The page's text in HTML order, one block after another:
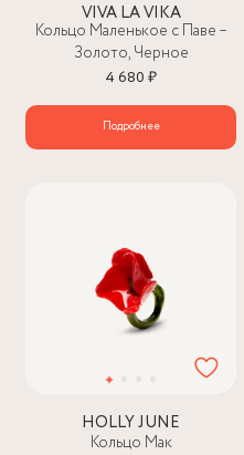
VIVA LA VIKA
Кольцо Маленькое с Паве –
Золото, Черное
4 680 ₽
Подробнее
HOLLY JUNE
Кольцо Мак